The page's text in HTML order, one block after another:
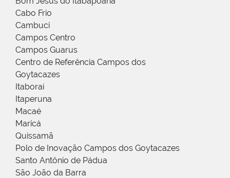
Cabo Frio
Cambuci
Campos Centro
Campos Guarus
Centro de Referência Campos dos
Goytacazes
Itaboraí
Itaperuna
Macaé
Maricá
Quissamã
Polo de Inovação Campos dos Goytacazes
Santo Antônio de Pádua
São João da Barra